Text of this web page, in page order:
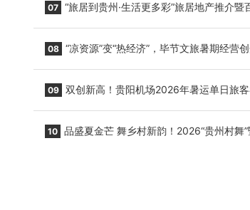
07 “旅居到贵州·生活更多彩”旅居地产推介暨
08 “凉资源”变“热经济”，毕节文旅暑期经营
09 双创新高！贵阳机场2026年暑运单日旅客
10 品盛夏金芒 舞乡村新韵！2026“贵州村舞”